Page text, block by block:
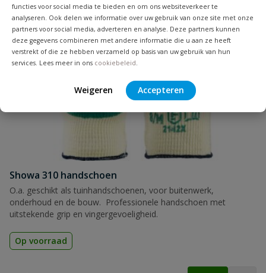
functies voor social media te bieden en om ons websiteverkeer te
analyseren. Ook delen we informatie over uw gebruik van onze site met onze
partners voor social media, adverteren en analyse. Deze partners kunnen
deze gegevens combineren met andere informatie die u aan ze heeft
verstrekt of die ze hebben verzameld op basis van uw gebruik van hun
services. Lees meer in ons cookiebeleid
Weigeren Accepteren
Showa 310 handschoen
O.a. geschikt als tuinhandschoenen, voor buitenwerk,
onderhoud en de bouw. Professionele handschoen met
uitstekende grip en vingergevoeligheid.
Op voorraad